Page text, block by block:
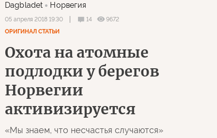
Dagbladet Норвегия
05 апреля 2018 19:30 14
9672
ОРИГИНАЛ СТАТЬИ
Охота на атомные
подлодки у берегов
Норвегии
активизируется
«Мы знаем, что несчастья случаются»